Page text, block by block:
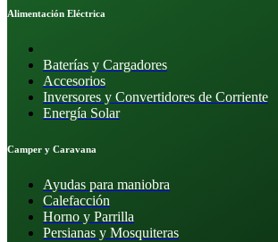
Alimentación Eléctrica
Baterías y Cargadores
Accesorios
Inversores y Convertidores de Corriente
Energía Solar
Camper y Caravana
Ayudas para maniobra
Calefacción
Horno y Parrilla
Persianas y Mosquiteras